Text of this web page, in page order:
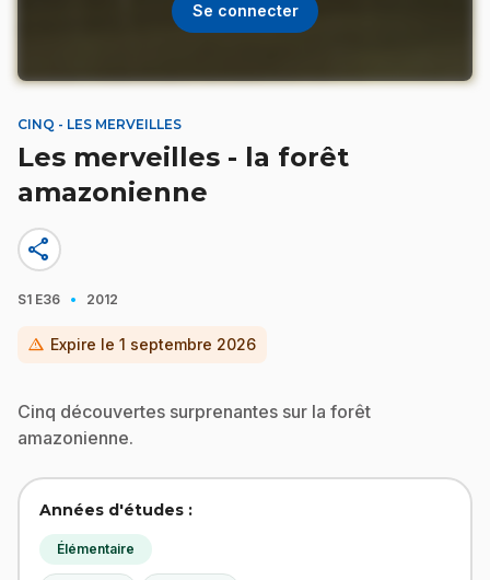
Se connecter
CINQ - LES MERVEILLES
Les merveilles - la forêt
amazonienne
share
S1 E36 · 2012
warning Expire le 1 septembre 2026
Cinq découvertes surprenantes sur la forêt
amazonienne.
Années d'études :
Élémentaire